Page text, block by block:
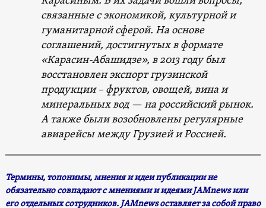
связанные с экономикой, культурной и
гуманитарной сферой. На основе
соглашений, достигнутых в формате
«Карасин-Абашидзе», в 2013 году был
восстановлен экспорт грузинской
продукции – фруктов, овощей, вина и
минеральных вод — на российский рынок.
А также были возобновлены регулярные
авиарейсы между Грузией и Россией.
Термины, топонимы, мнения и идеи публикации не
обязательно совпадают с мнениями и идеями JAMnews или
его отдельных сотрудников. JAMnews оставляет за собой право